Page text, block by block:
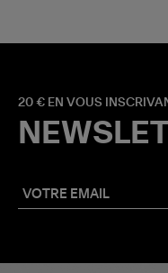
20 € EN VOUS